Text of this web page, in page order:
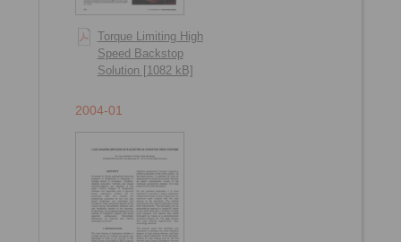
Torque Limiting High
Speed Backstop
Solution [1082 kB]
2004-01